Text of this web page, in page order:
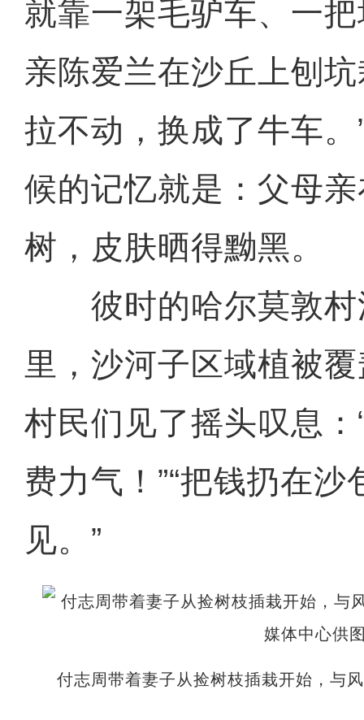
就靠一架毛驴车、一
亲陈爱兰在沙丘上刨
拉不动，换成了牛车
候的记忆就是：父母
树，皮肤晒得黝黑。
彼时的哈尔莫敦村
里，沙河子区域植被
村民们见了摇头叹息
费力气！”“把钱扔在
见。”
付志周带着妻子从捡树枝插栽开始，与